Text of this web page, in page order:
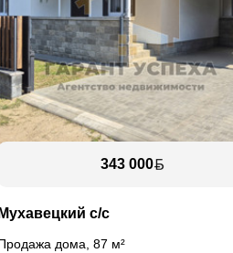
343 000
Мухавецкий с/с
дома, 87 м²